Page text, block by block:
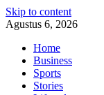
Skip to content
Agustus 6, 2026
Home
Business
Sports
Stories